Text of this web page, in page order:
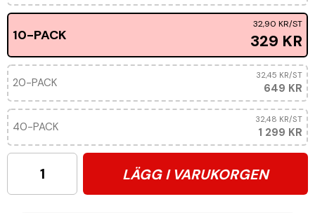
10-PACK 329 KR
32,90 KR/ST
20-PACK 649 KR
32,45 KR/ST
40-PACK 1 299 KR
32,48 KR/ST
LÄGG I VARUKORGEN